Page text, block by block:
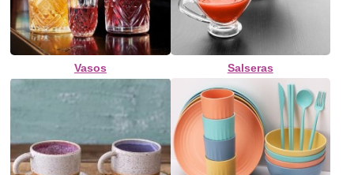
Vasos Salseras